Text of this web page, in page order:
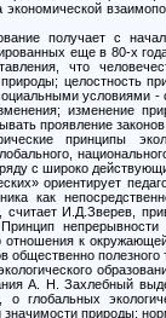
получает с
еще в 80-х
что
целостность
условиями -
изменение
проявление
принципы
с широко
ориентирует
как
считает И.Д.Зверев,
отношения к
общественно полезного
А. Н. Захлебный
о глобальных
природы;